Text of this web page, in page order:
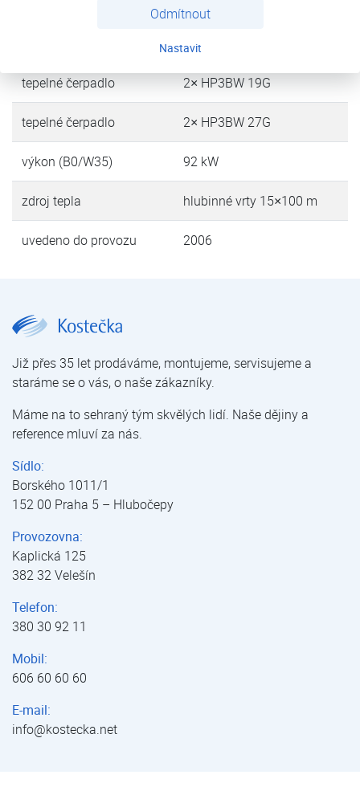
Odmítnout
Nastavit130 kW
tepelné čerpadlo 2× HP3BW 19G
tepelné čerpadlo 2× HP3BW 27G
výkon (B0/W35) 92 kW
zdroj tepla hlubinné vrty 15×100 m
uvedeno do provozu 2006
Již přes 35 let prodáváme, montujeme, servisujeme a
staráme se o vás, o naše zákazníky.
Máme na to sehraný tým skvělých lidí. Naše dějiny a
reference mluví za nás.
Sídlo:
Borského 1011/1
152 00 Praha 5 – Hlubočepy
Provozovna:
Kaplická 125
382 32 Velešín
Telefon:
380 30 92 11
Mobil:
606 60 60 60
E-mail:
info@kostecka.net